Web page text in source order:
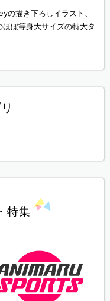
描き下ろしイラスト、
ぼ等身大サイズの特大タ
特集